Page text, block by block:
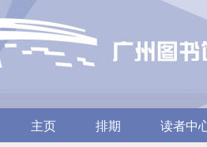
主页 排期 读者中